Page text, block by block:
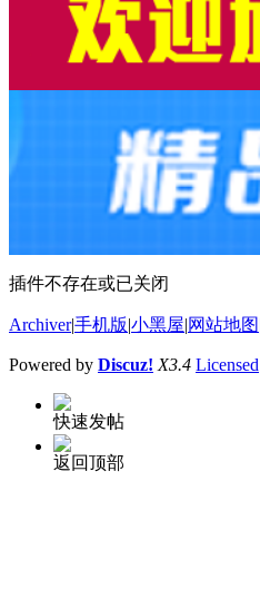
插件不存在或已关闭
Archiver|手机版 小黑屋 网站地图
Powered by Discuz! X3.4 Licensed
快速发帖
返回顶部